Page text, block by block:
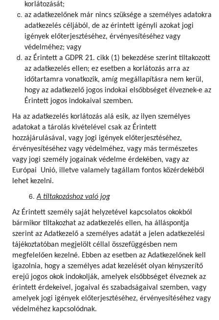
korlátozását;
az adatkezelőnek már nincs szüksége a személyes adatokra
adatkezelés céljából, de az érintett igényli azokat jogi
igények előterjesztéséhez, érvényesítéséhez vagy
védelméhez; vagy
az Érintett a GDPR 21. cikk (1) bekezdése szerint tiltakozott
az adatkezelés ellen; ez esetben a korlátozás arra az
időtartamra vonatkozik, amíg megállapításra nem kerül,
hogy az adatkezelő jogos indokai elsőbbséget élveznek-e az
Érintett jogos indokaival szemben.
Ha az adatkezelés korlátozás alá esik, az ilyen személyes
adatokat a tárolás kivételével csak az Érintett
hozzájárulásával, vagy jogi igények előterjesztéséhez,
érvényesítéséhez vagy védelméhez, vagy más természetes
vagy jogi személy jogainak védelme érdekében, vagy az
Európai Unió, illetve valamely tagállam fontos közérdekéből
lehet kezelni.
A tiltakozáshoz való jog
Az Érintett személy saját helyzetével kapcsolatos okokból
bármikor tiltakozhat az adatkezelés ellen, ha álláspontja
szerint az Adatkezelő a személyes adatát a jelen adatkezelési
tájékoztatóban megjelölt céllal összefüggésben nem
megfelelően kezelné. Ebben az esetben az Adatkezelőnek kell
igazolnia, hogy a személyes adat kezelését olyan kényszerítő
erejű jogos okok indokolják, amelyek elsőbbséget élveznek az
érintett érdekeivel, jogaival és szabadságaival szemben, vagy
amelyek jogi igények előterjesztéséhez, érvényesítéséhez vagy
védelméhez kapcsolódnak.